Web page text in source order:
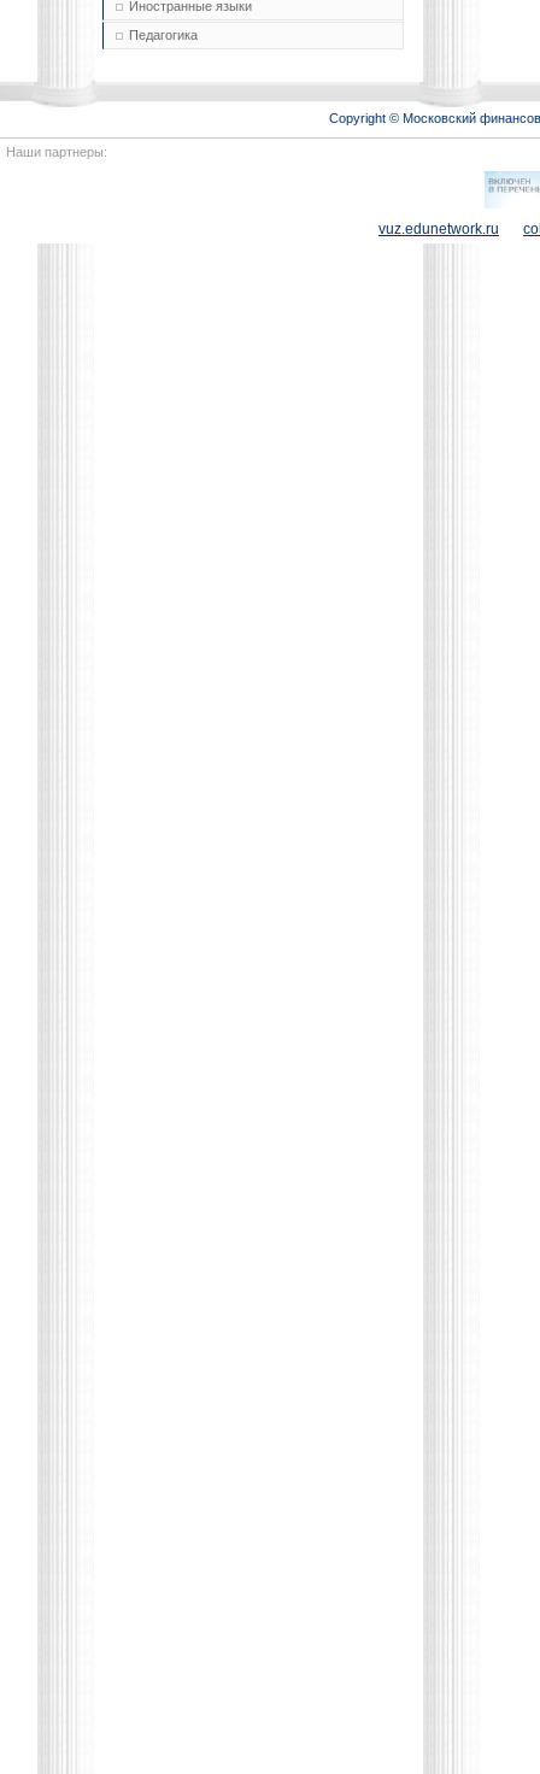
Иностранные языки
Педагогика
Copyright © Московский
Наши партнеры:
vuz.edunetwork.ru